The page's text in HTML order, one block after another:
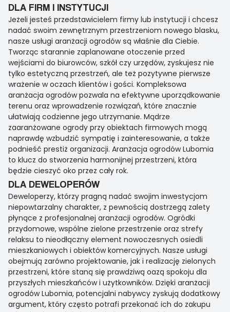
DLA FIRM I INSTYTUCJI
Jeżeli jesteś przedstawicielem firmy lub instytucji i chcesz
nadać swoim zewnętrznym przestrzeniom nowego blasku,
nasze usługi aranżacji ogrodów są właśnie dla Ciebie.
Tworząc starannie zaplanowane otoczenie przed
wejściami do biurowców, szkół czy urzędów, zyskujesz nie
tylko estetyczną przestrzeń, ale też pozytywne pierwsze
wrażenie w oczach klientów i gości. Kompleksowa
aranżacja ogrodów pozwala na efektywne uporządkowanie
terenu oraz wprowadzenie rozwiązań, które znacznie
ułatwiają codzienne jego utrzymanie. Mądrze
zaaranżowane ogrody przy obiektach firmowych mogą
naprawdę wzbudzić sympatię i zainteresowanie, a także
podnieść prestiż organizacji. Aranżacja ogrodów Lubomia
to klucz do stworzenia harmonijnej przestrzeni, która
będzie cieszyć oko przez cały rok.
DLA DEWELOPERÓW
Deweloperzy, którzy pragną nadać swojim inwestycjom
niepowtarzalny charakter, z pewnością dostrzegą zalety
płynące z profesjonalnej aranżacji ogrodów. Ogródki
przydomowe, wspólne zielone przestrzenie oraz strefy
relaksu to nieodłączny element nowoczesnych osiedli
mieszkaniowych i obiektów komercyjnych. Nasze usługi
obejmują zarówno projektowanie, jak i realizację zielonych
przestrzeni, które staną się prawdziwą oazą spokoju dla
przyszłych mieszkańców i użytkowników. Dzięki aranżacji
ogrodów Lubomia, potencjalni nabywcy zyskują dodatkowy
argument, który często potrafi przekonać ich do zakupu